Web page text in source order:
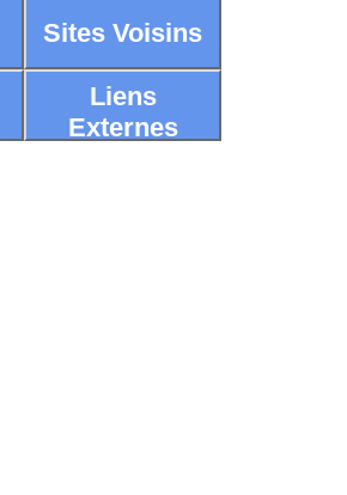
Sites Voisins
Liens
Externes